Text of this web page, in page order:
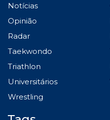
Notícias
Opinião
Radar
Taekwondo
Triathlon
Universitários
Wrestling